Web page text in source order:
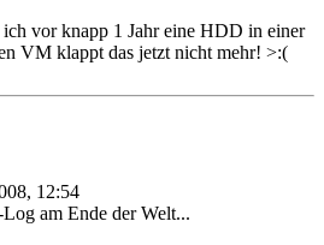
vor knapp 1 Jahr eine HDD in einer
VM klappt das jetzt nicht mehr! >:(
12:54
am Ende der Welt...